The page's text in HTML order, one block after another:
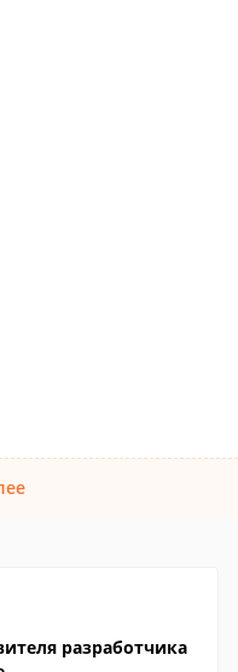
разработчика